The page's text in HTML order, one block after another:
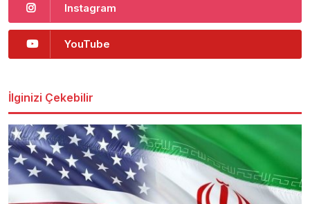
Instagram
YouTube
İlginizi Çekebilir